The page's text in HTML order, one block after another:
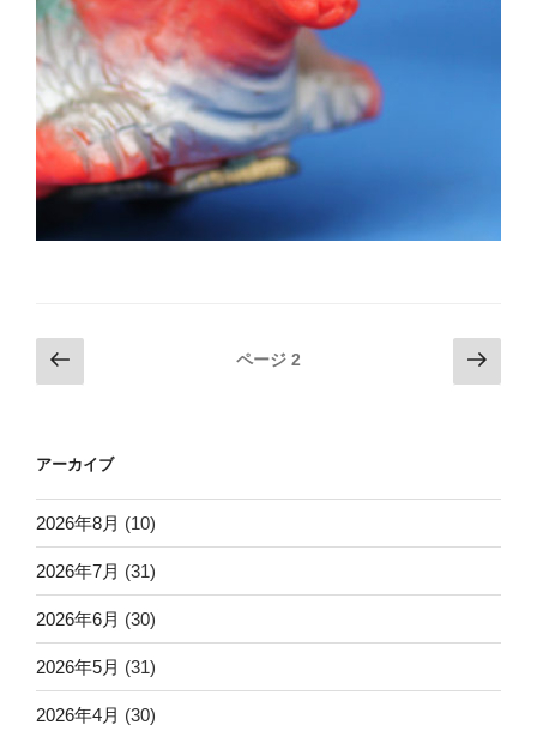
投
稿
ビ
ー
シ
ョ
ン
の
ジ
ページ 2
次
の
アーカイブ
2026年8月 (10)
2026年7月 (31)
2026年6月 (30)
2026年5月 (31)
2026年4月 (30)